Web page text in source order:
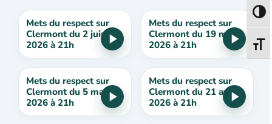
Mets du respect sur
Clermont du 2 juin
2026 à 21h
Mets du respect sur
Clermont du 19 mai
2026 à 21h
Mets du respect sur
Clermont du 5 mai
2026 à 21h
Mets du respect sur
Clermont du 21 avril
2026 à 21h